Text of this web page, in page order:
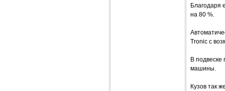
Благодаря
на 80 %.
Tronic c
В
машины.
Кузов так